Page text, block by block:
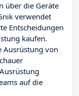
über die Geräte
verwendet
Entscheidungen
kaufen.
Ausrüstung von
auf die